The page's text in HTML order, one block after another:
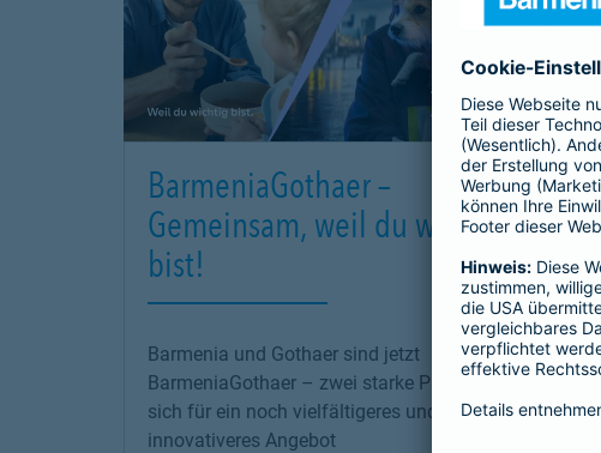
BarmeniaGothaer –
Gemeinsam, weil du wichtig
bist!
Barmenia und Gothaer sind jetzt
BarmeniaGothaer – zwei starke Partner, die
sich für ein noch vielfältigeres und
innovativeres Angebot